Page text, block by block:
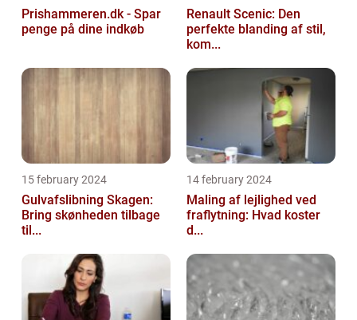
Prishammeren.dk - Spar
penge på dine indkøb
Renault Scenic: Den
perfekte blanding af stil,
kom...
15 february 2024
Gulvafslibning Skagen:
Bring skønheden tilbage
til...
14 february 2024
Maling af lejlighed ved
fraflytning: Hvad koster
d...